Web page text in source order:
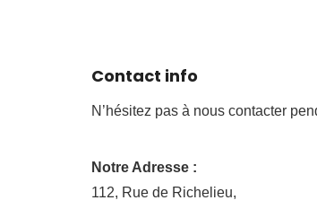
Contact info
N’hésitez pas à nous contacter
Notre Adresse :
112, Rue de Richelieu,